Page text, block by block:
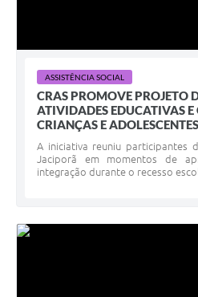
ASSISTÊNCIA SOCIAL
CRAS PROMOVE PROJETO
ATIVIDADES EDUCATIVAS
CRIANÇAS E
A iniciativa reuniu participantes
Jaciporã em momentos de
integração durante o recesso